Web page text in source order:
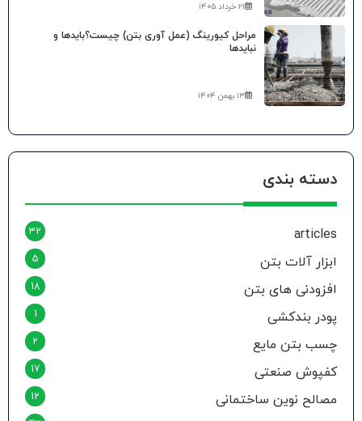
۲۱ خرداد ۱۴۰۵
مراحل کیورینگ (عمل آوری بتن) چیست؟بایدها و
نبایدها
۱۳ بهمن ۱۴۰۴
دسته بندی
articles
32
ابزار آلات بتن 5
افزودنی های بتن 18
پودر بندکشی 1
چسب بتن مایع 2
کفپوش صنعتی 17
مصالح نوین ساختمانی 12